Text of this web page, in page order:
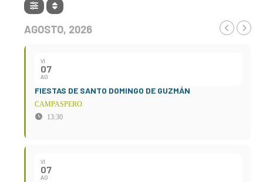
AGOSTO, 2026
VI
07
AG
FIESTAS DE SANTO DOMINGO DE GUZMÁN
CAMPASPERO
13:30
VI
07
AG